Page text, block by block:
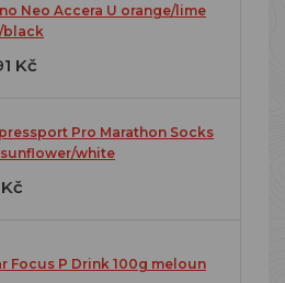
Neo Accera U orange/lime
Kč
Pro Marathon Socks
white
Focus P Drink 100g meloun